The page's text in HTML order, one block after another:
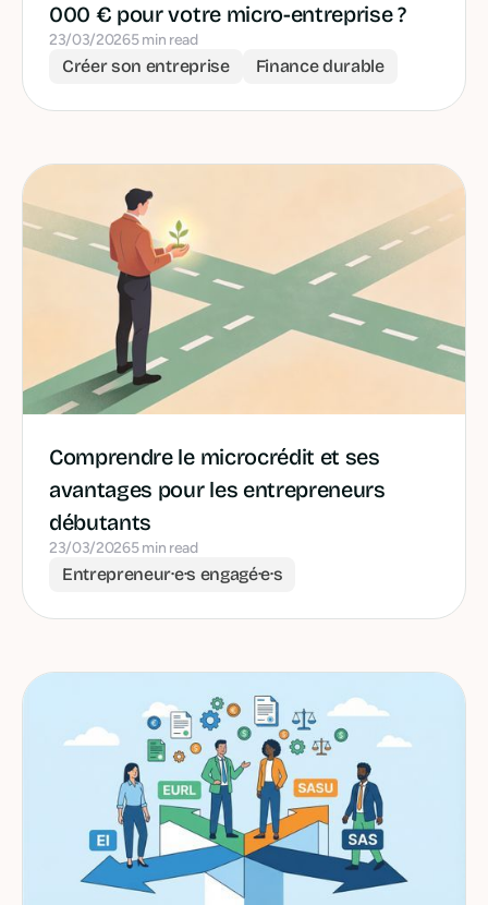
000 € pour votre micro-entreprise ?
23/03/20265 min read
Créer son entreprise Finance durable
Comprendre le microcrédit et ses
avantages pour les entrepreneurs
débutants
23/03/20265 min read
Entrepreneur·e·s engagé·e·s